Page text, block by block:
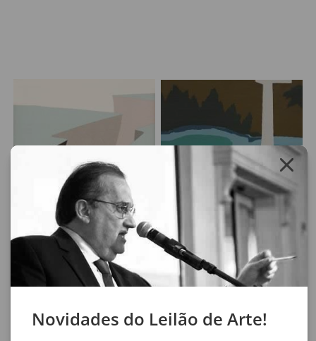
Felipe Cohen
Série Abismos
48,5 x 63,5 cm
colagem sobre papel
Lote 32
Mariana Serri
Pantano II
60 x 80 cm
óleo sobre tela
ass. no verso
Novidades do Leilão de Arte!